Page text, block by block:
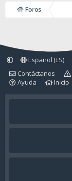
Foros
Español (ES)
Contáctanos
Ayuda
Inicio